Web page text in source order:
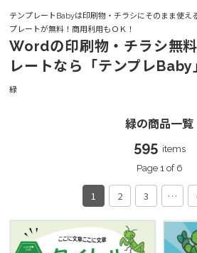
テンプレートBabyは印刷物・チラシにそのまま使え
プレートが無料！商用利用もＯＫ！
Wordの印刷物・チラシ無
レートなら「テンプレBaby
Green
緑
緑の商品一覧
595 items
Page 1 of 6
1 2 3 …